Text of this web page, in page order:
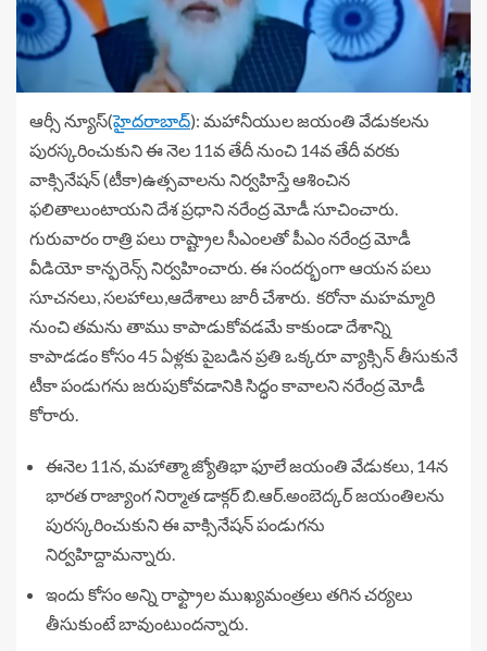
ఆర్సీ న్యూస్(హైదరాబాద్): మహానీయుల జయంతి వేడుకలను
పురస్కరించుకుని ఈ నెల 11వ తేదీ నుంచి 14వ తేదీ వరకు
వాక్సినేషన్ (టీకా)ఉత్సవాలను నిర్వహిస్తే ఆశించిన
ఫలితాలుంటాయని దేశ ప్రధాని నరేంద్ర మోడీ సూచించారు.
గురువారం రాత్రి పలు రాష్ట్రాల సీఎంలతో పీఎం నరేంద్ర మోడీ
వీడియో కాన్ఫరెన్స్ నిర్వహించారు. ఈ సందర్భంగా ఆయన పలు
సూచనలు, సలహాలు,ఆదేశాలు జారీ చేశారు. కరోనా మహమ్మారి
నుంచి తమను తాము కాపాడుకోవడమే కాకుండా దేశాన్ని
కాపాడడం కోసం 45 ఏళ్లకు పైబడిన ప్రతి ఒక్కరూ వ్యాక్సిన్ తీసుకునే
టీకా పండుగను జరుపుకోవడానికి సిద్ధం కావాలని నరేంద్ర మోడీ
కోరారు.
ఈనెల 11న, మహాత్మా జ్యోతిభా ఫూలే జయంతి వేడుకలు, 14న
భారత రాజ్యాంగ నిర్మాత డాక్గర్ బి.ఆర్.అంబెద్కర్ జయంతిలను
పురస్కరించుకుని ఈ వాక్సినేషన్ పండుగను
నిర్వహిద్దామన్నారు.
ఇందు కోసం అన్ని రాఫ్ట్రాల ముఖ్యమంత్రలు తగిన చర్యలు
తీసుకుంటే బావుంటుందన్నారు.